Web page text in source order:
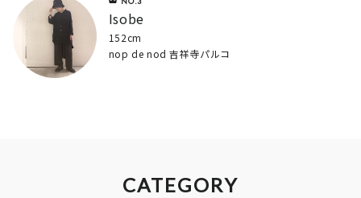
Isobe
152cm
nop de nod 吉祥寺パルコ
CATEGORY